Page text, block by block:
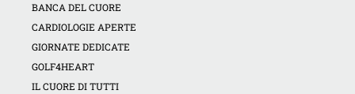
BANCA DEL CUORE
CARDIOLOGIE APERTE
GIORNATE DEDICATE
GOLF4HEART
IL CUORE DI TUTTI